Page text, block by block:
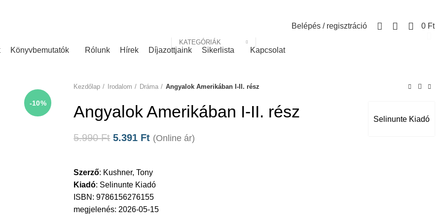
KATEGÓRIÁK
Belépés / regisztráció 0 Ft
Könyvbemutatók Rólunk Hírek Díjazottjaink Sikerlista Kapcsolat
-10%
Kezdőlap Irodalom Dráma Angyalok Amerikában I-II. rész
Selinunte Kiadó
Angyalok Amerikában I-II. rész
5.990Ft 5.391 Ft (Online ár)
Szerző: Kushner, Tony
Kiadó: Selinunte Kiadó
ISBN: 9786156276155
megjelenés: 2026-05-15